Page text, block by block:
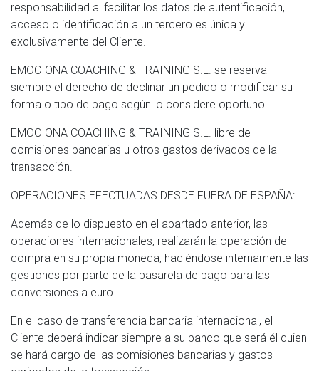
responsabilidad al facilitar los datos de autentificación,
acceso o identificación a un tercero es única y
exclusivamente del Cliente.
EMOCIONA COACHING & TRAINING S.L. se reserva
siempre el derecho de declinar un pedido o modificar su
forma o tipo de pago según lo considere oportuno.
EMOCIONA COACHING & TRAINING S.L. libre de
comisiones bancarias u otros gastos derivados de la
transacción.
OPERACIONES EFECTUADAS DESDE FUERA DE ESPAÑA:
Además de lo dispuesto en el apartado anterior, las
operaciones internacionales, realizarán la operación de
compra en su propia moneda, haciéndose internamente las
gestiones por parte de la pasarela de pago para las
conversiones a euro.
En el caso de transferencia bancaria internacional, el
Cliente deberá indicar siempre a su banco que será él quien
se hará cargo de las comisiones bancarias y gastos